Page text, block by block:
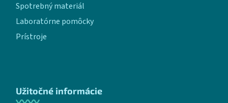
Spotrebný materiál
Laboratórne pomôcky
Prístroje
Užitočné informácie